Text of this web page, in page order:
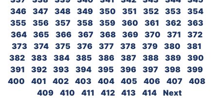
346
347 348 349 350 351 352 353
354
355
356 357 358 359 360 361 362
363
364
365 366 367 368 369 370 371
372
373
374 375 376 377 378 379 380
381
382
383 384 385 386 387 388 389
390
391
392 393 394 395 396 397 398
399
400
401 402 403 404 405 406 407
408
409
410 411 412 413 414 Next